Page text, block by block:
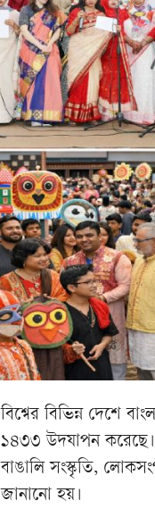
বিশ্বের বিভিন্ন দেশে
১৪৩৩ উদযাপন
বাঙালি সংস্কৃতি,
জানানো হয়।